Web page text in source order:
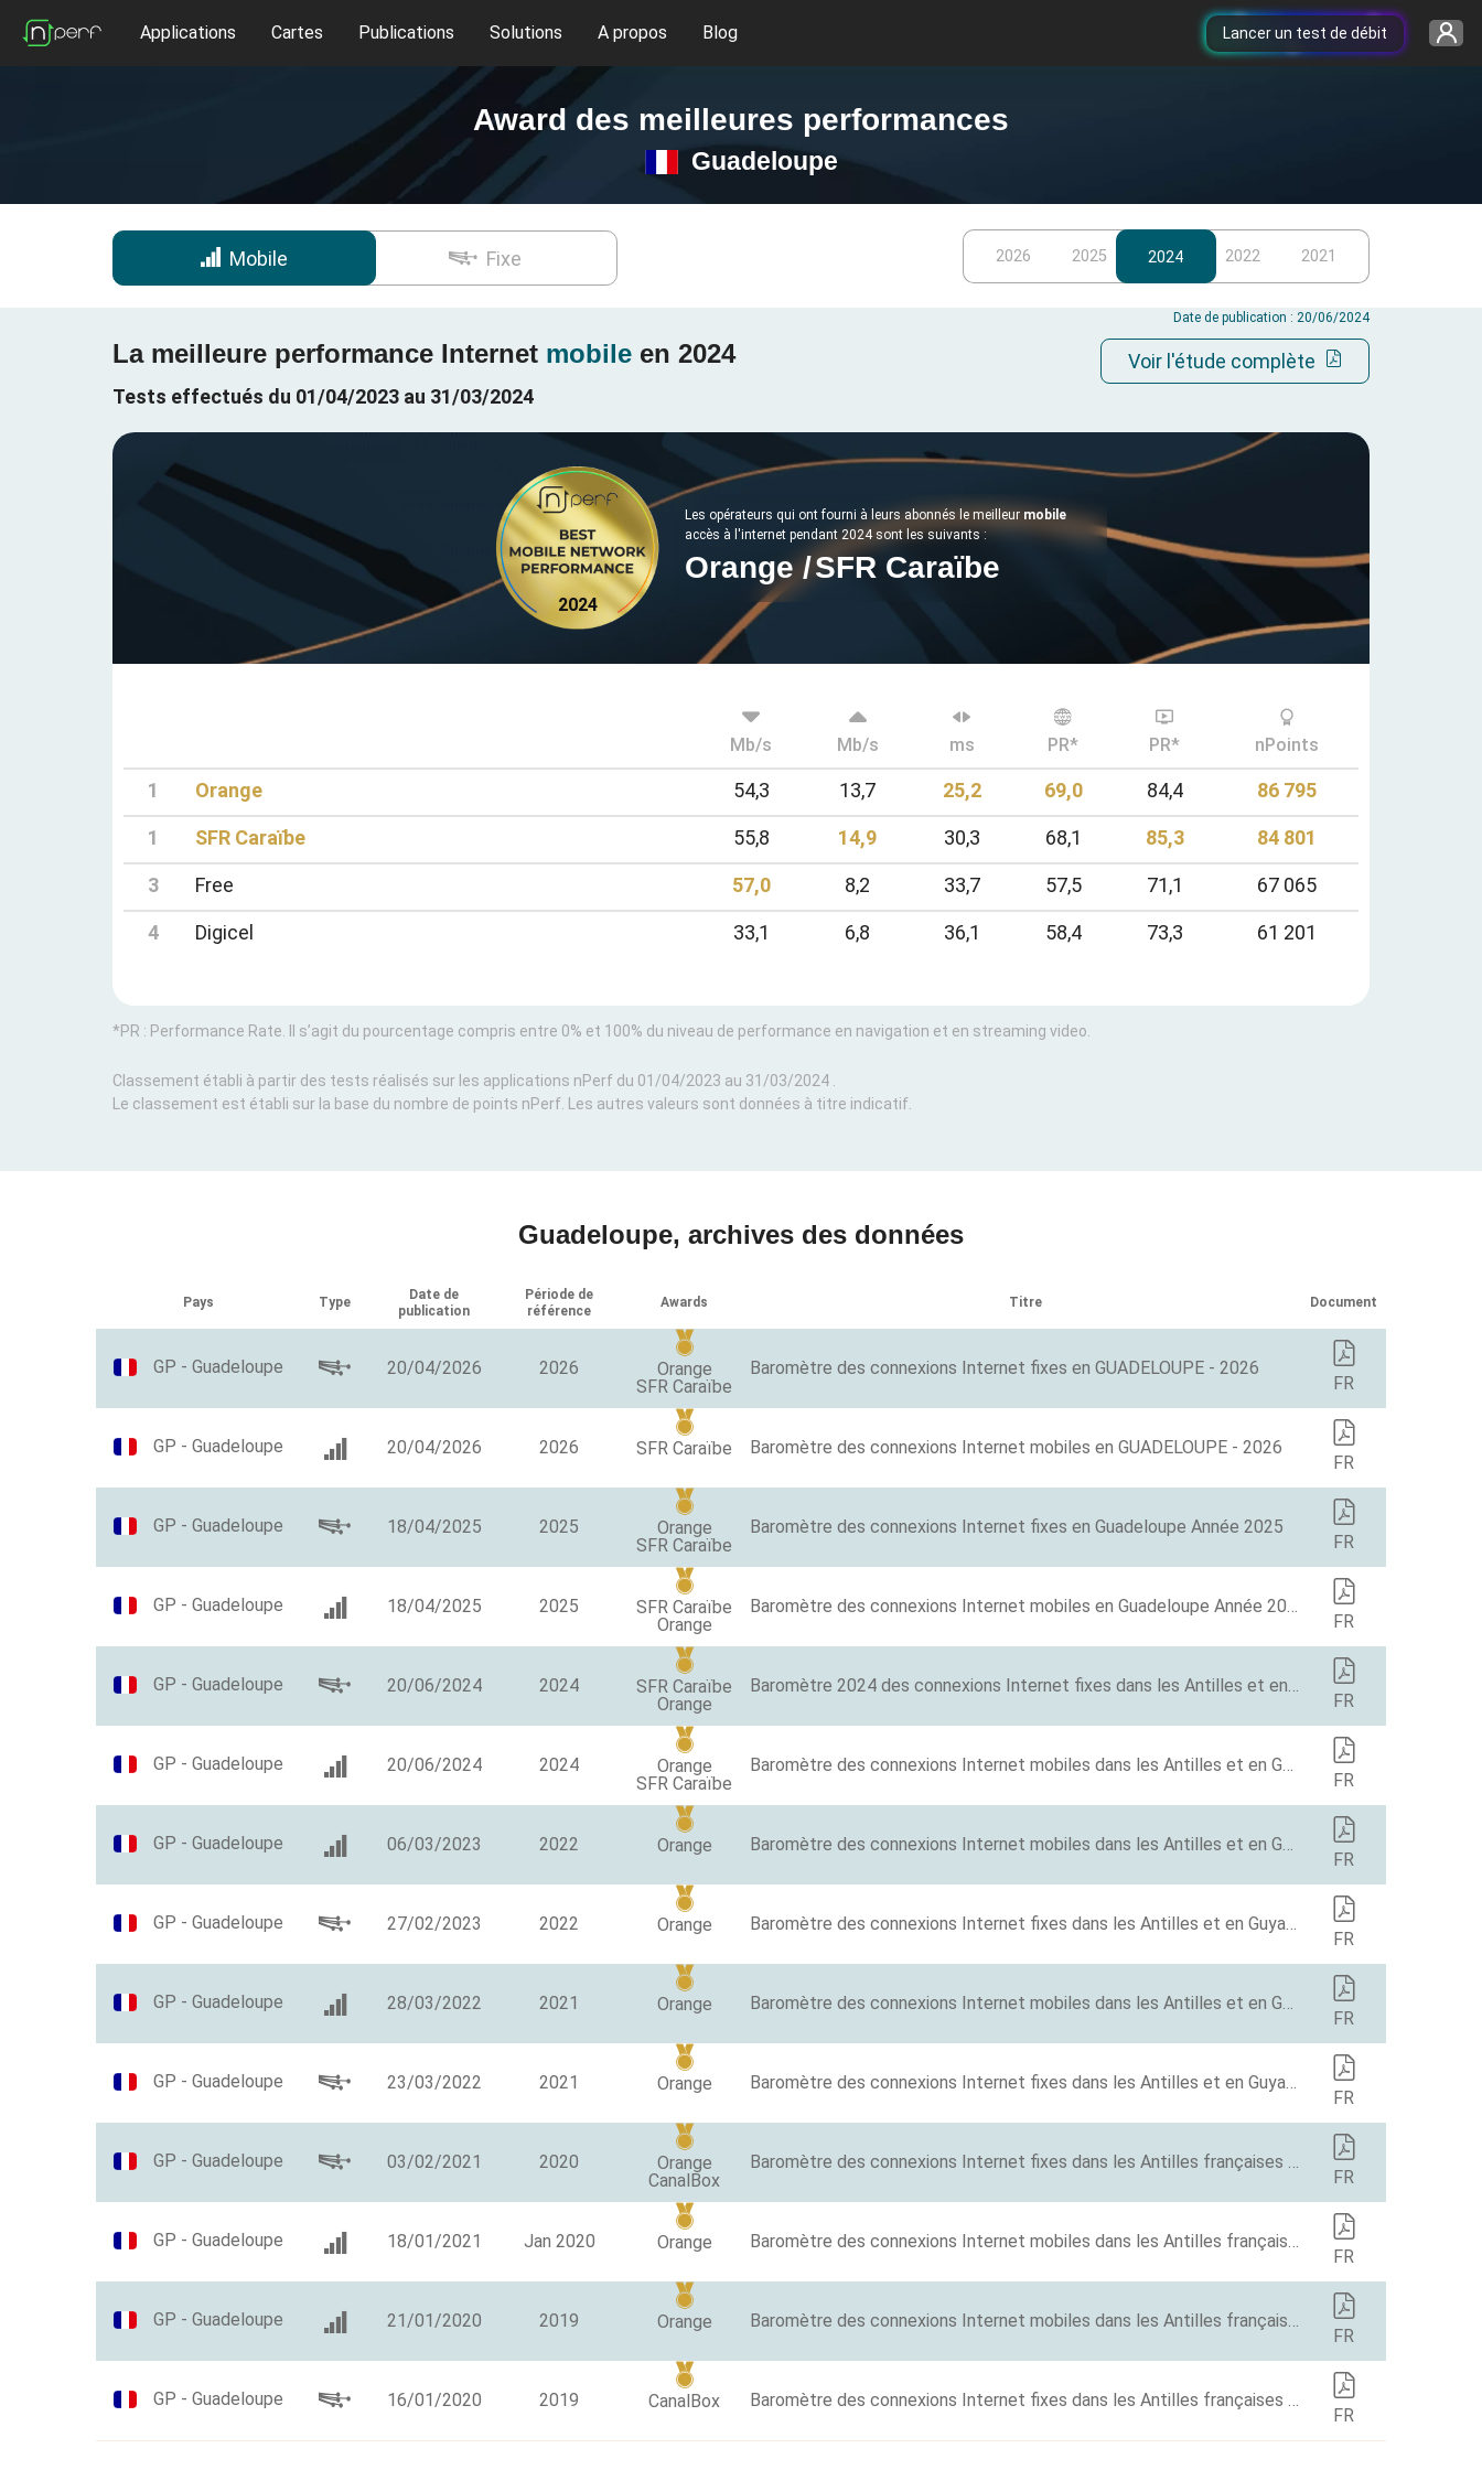
Lancer un test de débit
Applications Cartes Publications Solutions A propos Blog
Award des meilleures performances
Guadeloupe
Mobile Fixe 2026 2025 2024 2022 2021
La meilleure performance Internet mobile en 2024
Tests effectués du 01/04/2023 au 31/03/2024
Date de publication : 20/06/2024
Voir l'étude complète
2024
Les opérateurs qui ont fourni à leurs abonnés le meilleur mobile
accès à l'internet pendant 2024 sont les suivants :
Orange/SFR Caraïbe
Mb/s Mb/s ms PR* PR* nPoints
1 Orange 54,3 13,7 25,2 69,0 84,4 86 795
1 SFR Caraïbe 55,8 14,9 30,3 68,1 85,3 84 801
3 Free 57,0 8,2 33,7 57,5 71,1 67 065
4 Digicel 33,1 6,8 36,1 58,4 73,3 61 201
*PR : Performance Rate. Il s’agit du pourcentage compris entre 0% et 100% du niveau de performance en navigation et en streaming video.
Classement établi à partir des tests réalisés sur les applications nPerf du 01/04/2023 au 31/03/2024 .
Le classement est établi sur la base du nombre de points nPerf. Les autres valeurs sont données à titre indicatif.
Guadeloupe, archives des données
Pays Type
Date de
publication
Période de
référence
Awards Titre Document
GP - Guadeloupe 20/04/2026 2026
Orange
SFR Caraïbe
Baromètre des connexions Internet fixes en GUADELOUPE - 2026
FR
GP - Guadeloupe 20/04/2026 2026 SFR Caraïbe Baromètre des connexions Internet mobiles en GUADELOUPE - 2026
FR
GP - Guadeloupe 18/04/2025 2025
Orange
SFR Caraïbe
Baromètre des connexions Internet fixes en Guadeloupe Année 2025
FR
GP - Guadeloupe 18/04/2025 2025
SFR Caraïbe
Orange
FR
GP - Guadeloupe 20/06/2024 2024
SFR Caraïbe
Orange
FR
GP - Guadeloupe 20/06/2024 2024
Orange
SFR Caraïbe
FR
GP - Guadeloupe 06/03/2023 2022 Orange
FR
GP - Guadeloupe 27/02/2023 2022 Orange
FR
GP - Guadeloupe 28/03/2022 2021 Orange
FR
GP - Guadeloupe 23/03/2022 2021 Orange
FR
GP - Guadeloupe 03/02/2021 2020
Orange
CanalBox
FR
GP - Guadeloupe 18/01/2021 Jan 2020 Orange
FR
GP - Guadeloupe 21/01/2020 2019 Orange
FR
GP - Guadeloupe 16/01/2020 2019 CanalBox
FR